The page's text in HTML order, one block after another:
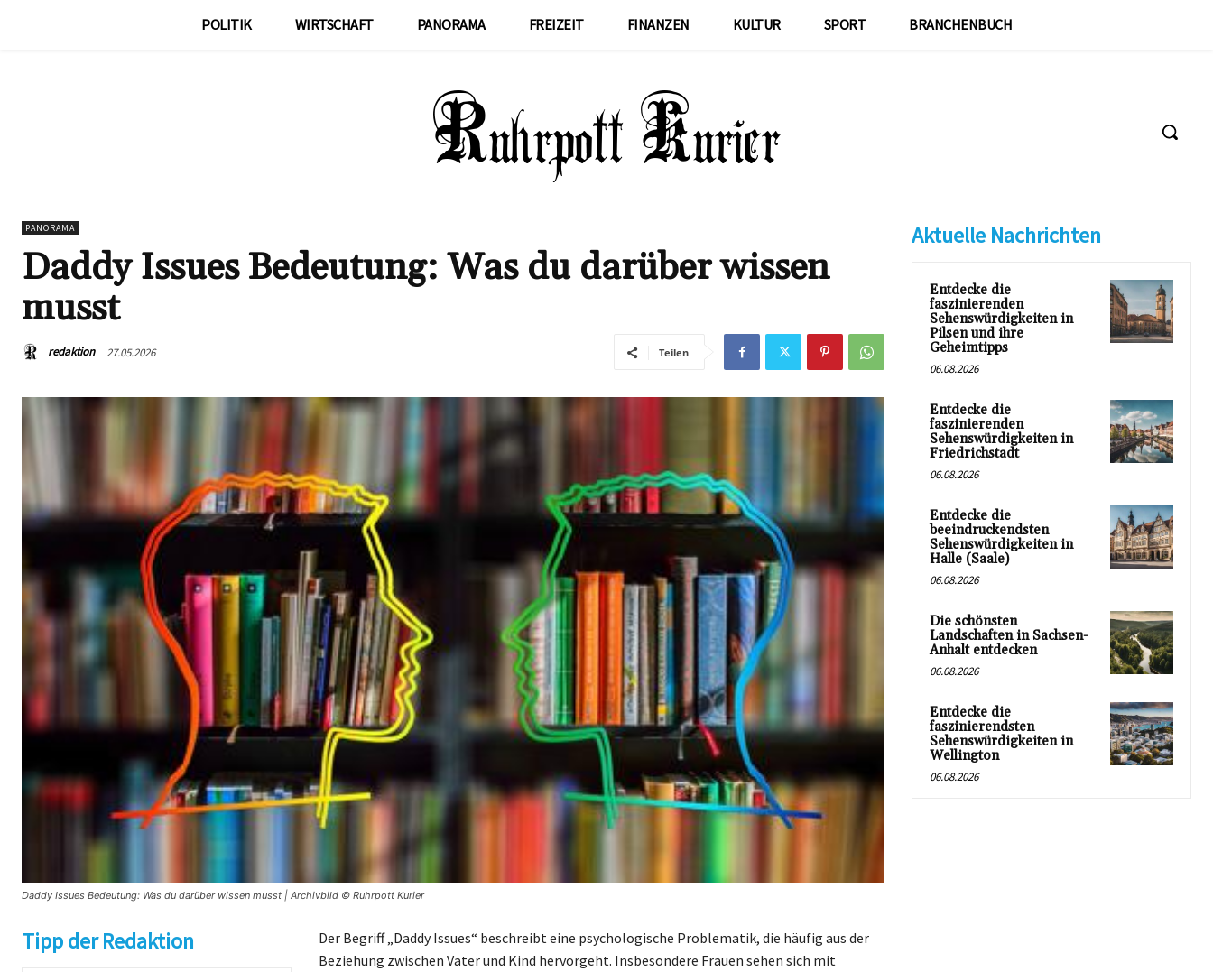
POLITIK WIRTSCHAFT PANORAMA FREIZEIT FINANZEN KULTUR SPORT BRANCHENBUCH
PANORAMA
Daddy Issues Bedeutung: Was du darüber wissen
musst
redaktion 27.05.2026 Teilen
Daddy Issues Bedeutung: Was du darüber wissen musst | Archivbild © Ruhrpott Kurier
Tipp der Redaktion
Der Begriff „Daddy Issues“ beschreibt eine psychologische Problematik, die häufig aus der
Beziehung zwischen Vater und Kind hervorgeht. Insbesondere Frauen sehen sich mit
Aktuelle Nachrichten
Entdecke die
faszinierenden
Sehenswürdigkeiten in
Pilsen und ihre
Geheimtipps
06.08.2026
Entdecke die
faszinierenden
Sehenswürdigkeiten in
Friedrichstadt
06.08.2026
Entdecke die
beeindruckendsten
Sehenswürdigkeiten in
Halle (Saale)
06.08.2026
Die schönsten
Landschaften in Sachsen-
Anhalt entdecken
06.08.2026
Entdecke die
faszinierendsten
Sehenswürdigkeiten in
Wellington
06.08.2026